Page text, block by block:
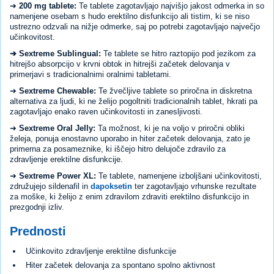
➔ 200 mg tablete: Te tablete zagotavljajo najvišjo jakost odmerka in so
namenjene osebam s hudo erektilno disfunkcijo ali tistim, ki se niso
ustrezno odzvali na nižje odmerke, saj po potrebi zagotavljajo največjo
učinkovitost.
➔ Sextreme Sublingual: Te tablete se hitro raztopijo pod jezikom za
hitrejšo absorpcijo v krvni obtok in hitrejši začetek delovanja v
primerjavi s tradicionalnimi oralnimi tabletami.
➔ Sextreme Chewable: Te žvečljive tablete so priročna in diskretna
alternativa za ljudi, ki ne želijo pogoltniti tradicionalnih tablet, hkrati pa
zagotavljajo enako raven učinkovitosti in zanesljivosti.
➔ Sextreme Oral Jelly: Ta možnost, ki je na voljo v priročni obliki
želeja, ponuja enostavno uporabo in hiter začetek delovanja, zato je
primerna za posameznike, ki iščejo hitro delujoče zdravilo za
zdravljenje erektilne disfunkcije.
➔ Sextreme Power XL: Te tablete, namenjene izboljšani učinkovitosti,
združujejo sildenafil in dapoksetin ter zagotavljajo vrhunske rezultate
za moške, ki želijo z enim zdravilom zdraviti erektilno disfunkcijo in
prezgodnji izliv.
Prednosti
Učinkovito zdravljenje erektilne disfunkcije
Hiter začetek delovanja za spontano spolno aktivnost